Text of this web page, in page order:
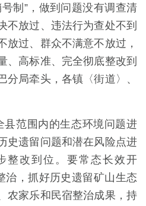
制”，做到问题没有调查清
不放过、违法行为查处不到
放过、群众不满意不放过，
、高标准、完全彻底整改到
分局牵头，各镇〈街道〉、
县范围内的生态环境问题进
史遗留问题和潜在风险点进
整改到位。要常态长效开
治，抓好历史遗留矿山生态
农家乐和民宿整治成果，持